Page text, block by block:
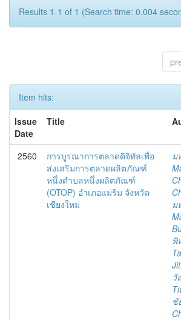
Results 1-1 of 1 (Search time: 0.004
Item hits:
Issue
Date
Title
2560
การบูรณาการตลาดดิจิทัลเพื่อ
ส่งเสริมการตลาดผลิตภัณฑ์
หนึ่งตำบลหนึ่งผลิตภัณฑ์
(OTOP) อำเภอแม่ริม จังหวัด
เชียงใหม่
ม
ม
พิ
วั
ชั